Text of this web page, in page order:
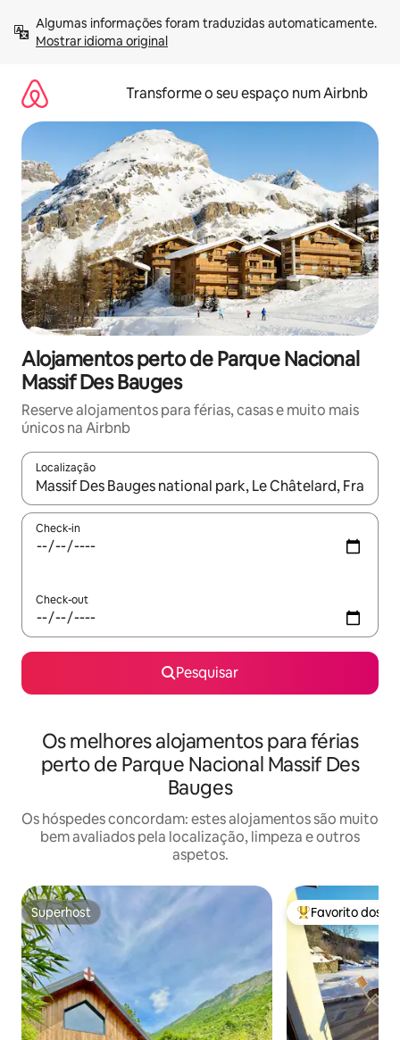
para
Mostrar idioma original
Transforme o seu espaço num Airbnb
Alojamentos perto de Parque Nacional
Massif Des Bauges
Reserve alojamentos para férias, casas e muito mais
únicos na Airbnb
Localização
Quando os resultados estiverem disponíveis, navegue com
Check-in
Check-out
Pesquisar
Os melhores alojamentos para férias
perto de Parque Nacional Massif Des
Bauges
Os hóspedes concordam: estes alojamentos são muito
bem avaliados pela localização, limpeza e outros
aspetos.
Superhost
Superhost Favoritos dos
Favorito dos